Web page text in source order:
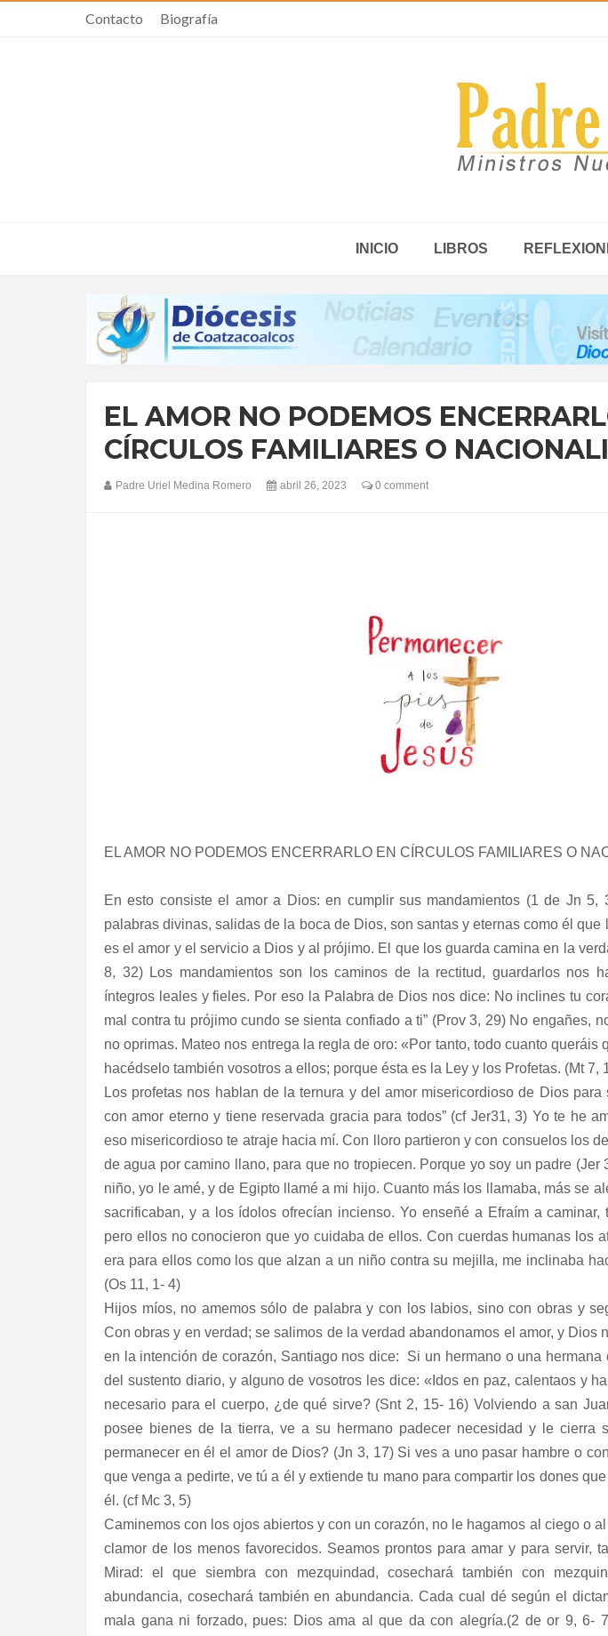
Contacto Biografía
INICIO LIBROS
EL AMOR NO PODEMOS
CÍRCULOS FAMILIARES O
Padre Uriel Medina Romero abril 26, 2023 0 comment
EL AMOR NO PODEMOS ENCERRARLO EN CÍRCULOS FAMILIARES O
En esto consiste el amor a Dios: en cumplir sus mandamientos (1 de Jn 5,
palabras divinas, salidas de la boca de Dios, son santas y eternas como él que
es el amor y el servicio a Dios y al prójimo. El que los guarda camina en la
8, 32) Los mandamientos son los caminos de la rectitud, guardarlos nos
íntegros leales y fieles. Por eso la Palabra de Dios nos dice: No inclines tu
mal contra tu prójimo cundo se sienta confiado a ti” (Prov 3, 29) No engañes,
no oprimas. Mateo nos entrega la regla de oro: «Por tanto, todo cuanto queráis
hacédselo también vosotros a ellos; porque ésta es la Ley y los Profetas. (Mt 7,
Los profetas nos hablan de la ternura y del amor misericordioso de Dios para
con amor eterno y tiene reservada gracia para todos” (cf Jer31, 3) Yo te he
eso misericordioso te atraje hacia mí. Con lloro partieron y con consuelos los
de agua por camino llano, para que no tropiecen. Porque yo soy un padre (Jer
niño, yo le amé, y de Egipto llamé a mi hijo. Cuanto más los llamaba, más se
sacrificaban, y a los ídolos ofrecían incienso. Yo enseñé a Efraím a caminar,
pero ellos no conocieron que yo cuidaba de ellos. Con cuerdas humanas los
era para ellos como los que alzan a un niño contra su mejilla, me inclinaba
(Os 11, 1- 4)
Hijos míos, no amemos sólo de palabra y con los labios, sino con obras y
Con obras y en verdad; se salimos de la verdad abandonamos el amor, y Dios
en la intención de corazón, Santiago nos dice:
Si un hermano o una hermana
del sustento diario, y alguno de vosotros les dice: «Idos en paz, calentaos y
necesario para el cuerpo, ¿de qué sirve? (Snt 2, 15- 16) Volviendo a san
posee bienes de la tierra, ve a su hermano padecer necesidad y le cierra
permanecer en él el amor de Dios? (Jn 3, 17) Si ves a uno pasar hambre o
que venga a pedirte, ve tú a él y extiende tu mano para compartir los dones
él. (cf Mc 3, 5)
Caminemos con los ojos abiertos y con un corazón, no le hagamos al ciego o
clamor de los menos favorecidos. Seamos prontos para amar y para servir,
Mirad: el que siembra con mezquindad, cosechará también con
abundancia, cosechará también en abundancia. Cada cual dé según el
mala gana ni forzado, pues: Dios ama al que da con alegría.(2 de or 9, 6-